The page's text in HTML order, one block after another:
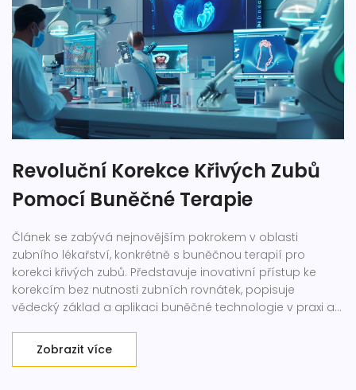
Revoluční Korekce Křivých Zubů
Pomocí Buněčné Terapie
Článek se zabývá nejnovějším pokrokem v oblasti
zubního lékařství, konkrétně s buněčnou terapií pro
korekci křivých zubů. Představuje inovativní přístup ke
korekcím bez nutnosti zubních rovnátek, popisuje
vědecký základ a aplikaci buněčné technologie v praxi a
pacienty, tak pro celý odvětví zubní medicíny.
Zobrazit více